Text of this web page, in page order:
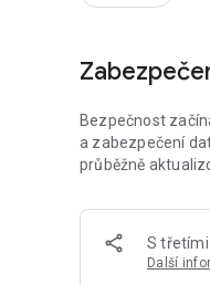
ostatní finanční
Okamžitě
použity v
HISTORICKÉ A
umožnění
tabulkách.
OZNÁMENÍ
Bezpečnost
a zabezpečení
průběžně
S
Další